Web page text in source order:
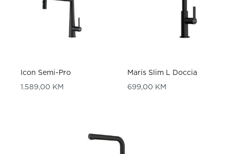
Icon Semi-Pro
1.589,00 KM
Maris Slim L Doccia
699,00 KM